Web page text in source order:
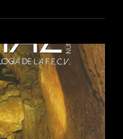
DE
EN
L’AVENC
DE
JOAN